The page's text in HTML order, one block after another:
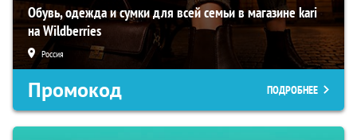
Обувь, одежда и сумки для всей семьи в магазине kari
на Wildberries
Россия
Промокод ПОДРОБНЕЕ